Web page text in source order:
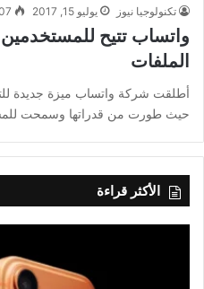
تكنولوجيا نيوز يوليو 15, 2017
واتساب تتيح
الملفات
أطلقت شركة واتساب ميزة جديدة
حيث طورت من قدراتها وسمحت
الأكثر قراءة